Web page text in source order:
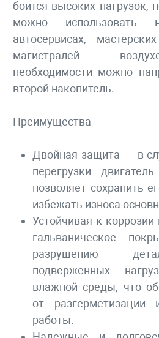
боится высоких нагрузок,
можно
автосервисах,
магистралей
необходимости можно
второй накопитель.
Преимущества
Двойная защита — в
перегрузки
позволяет сохранить
избежать износа
Устойчивая к
гальваническое
разрушению
подверженных
влажной среды, что
от разгерметизации
работы.